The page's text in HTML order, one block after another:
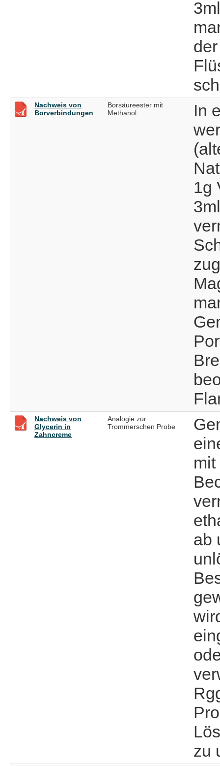
Nachweis von
Borverbindungen
Borsäureester mit
Methanol
In
1g
Nachweis von
Glycerin in
Zahncreme
Analogie zur
Trommerschen Probe
ab
zu